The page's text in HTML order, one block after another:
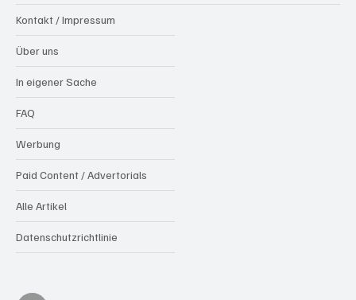
Kontakt / Impressum
Über uns
In eigener Sache
FAQ
Werbung
Paid Content / Advertorials
Alle Artikel
Datenschutzrichtlinie